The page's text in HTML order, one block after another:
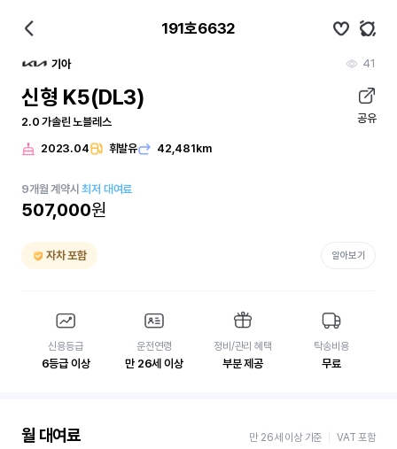
191호6632
기아 41
신형 K5(DL3)
2.0 가솔린 노블레스 공유
2023.04 휘발유 42,481km
9개월 계약시최저 대여료
507,000원
자차 포함 알아보기
신용등급
6등급 이상
운전연령
만 26세 이상
정비/관리 혜택
부분 제공
탁송비용
무료
월 대여료 만 26세 이상 기준 VAT 포함